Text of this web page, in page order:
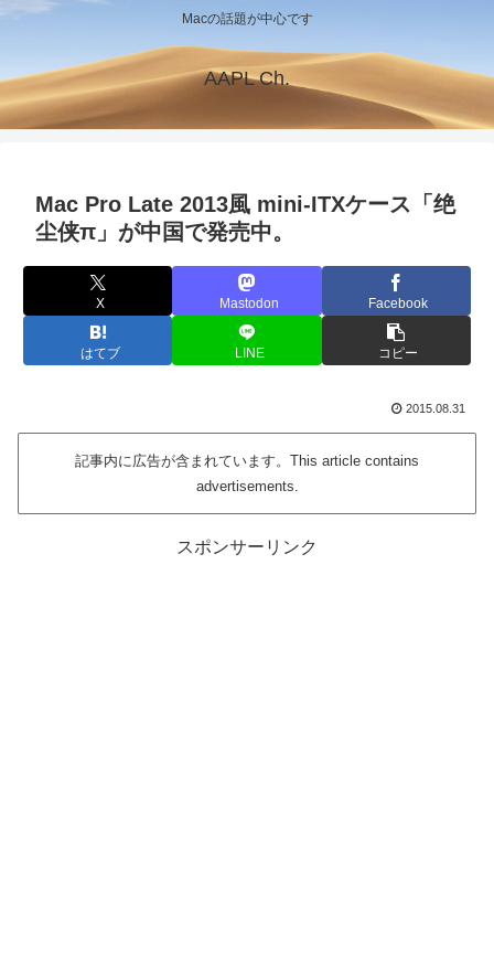
Macの話題が中心です
AAPL Ch.
Mac Pro Late 2013風 mini-ITXケース「绝
尘侠π」が中国で発売中。
X Mastodon Facebook
はてブ LINE コピー
2015.08.31
記事内に広告が含まれています。This article contains
advertisements.
スポンサーリンク